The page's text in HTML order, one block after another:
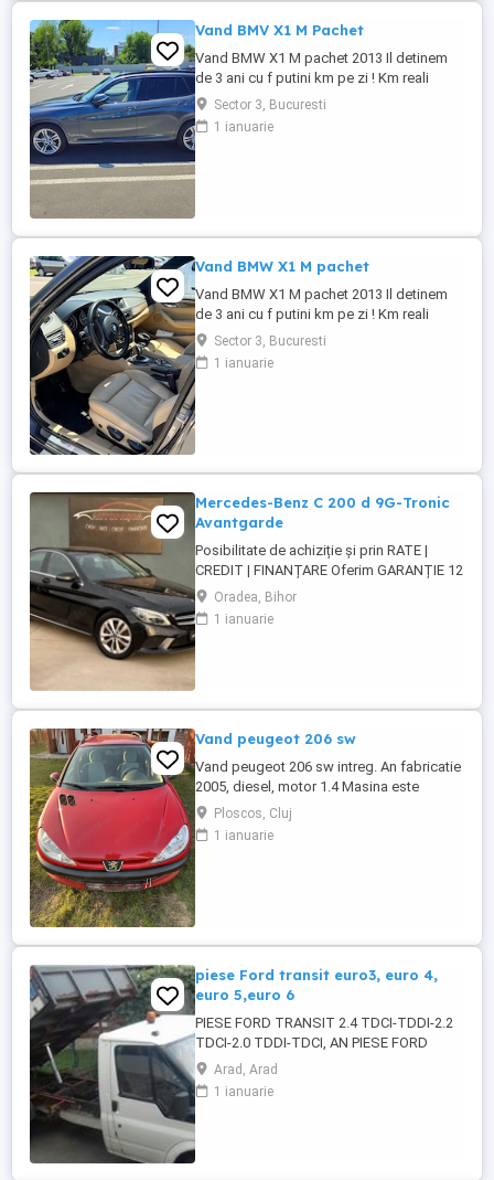
Vand BMV X1 M Pachet
Vand BMW X1 M pachet 2013 Il detinem
de 3 ani cu f putini km pe zi ! Km reali
235.000,accept orice test ! BMW X1 M
PACHET An 2013 Euro 5 Motorizare 2.0
Diesel Cutie automata Steptronic 8+1
Sector 3, Bucuresti
1 ianuarie
Vand BMW X1 M pachet
Vand BMW X1 M pachet 2013 Il detinem
de 3 ani cu f putini km pe zi ! Km reali
235.000,accept orice test ! BMW X1 M
PACHET An 2013 Euro 5 Motorizare 2.0
Diesel Cutie automata Steptronic 8+1
Sector 3, Bucuresti
1 ianuarie
Mercedes-Benz C 200 d 9G-Tronic
Avantgarde
Posibilitate de achiziție și prin RATE |
CREDIT | FINANȚARE Oferim GARANȚIE 12
luni sau 10.000 km Mercedes-Benz C 200
d 9G-Tronic Avantgarde Motor - 1.6 diesel,
160 CP, Euro6 Cutie viteze - Automată 9G-
Oradea, Bihor
1 ianuarie
Vand peugeot 206 sw
Vand peugeot 206 sw intreg. An fabricatie
2005, diesel, motor 1.4 Masina este
radiata. Pentru mai multe detalii va rog
sunati la nr. de telefon afisat:
Ploscos, Cluj
1 ianuarie
piese Ford transit euro3, euro 4,
euro 5,euro 6
PIESE FORD TRANSIT 2.4 TDCI-TDDI-2.2
TDCI-2.0 TDDI-TDCI, AN PIESE FORD
TRANSIT EURO 3-4 SI 5 si 6, MOTOR
2.4TDCI-TDDI-2.2 TDCI-2.0 TDCI-TDDI,
CUTIE 5 SI 6 VITEZE,CHIULOASE,GRUPURI
Arad, Arad
1 ianuarie